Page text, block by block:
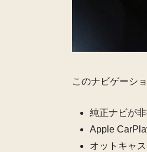
このナビゲーシ
純正ナビが
Apple
オットキャ